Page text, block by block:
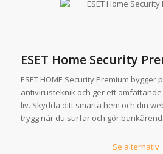
ESET Home Security
ESET HOME Security Premium bygger
antivirusteknik och ger ett
liv. Skydda ditt smarta hem och din
trygg när du surfar och gör
Se alternativ